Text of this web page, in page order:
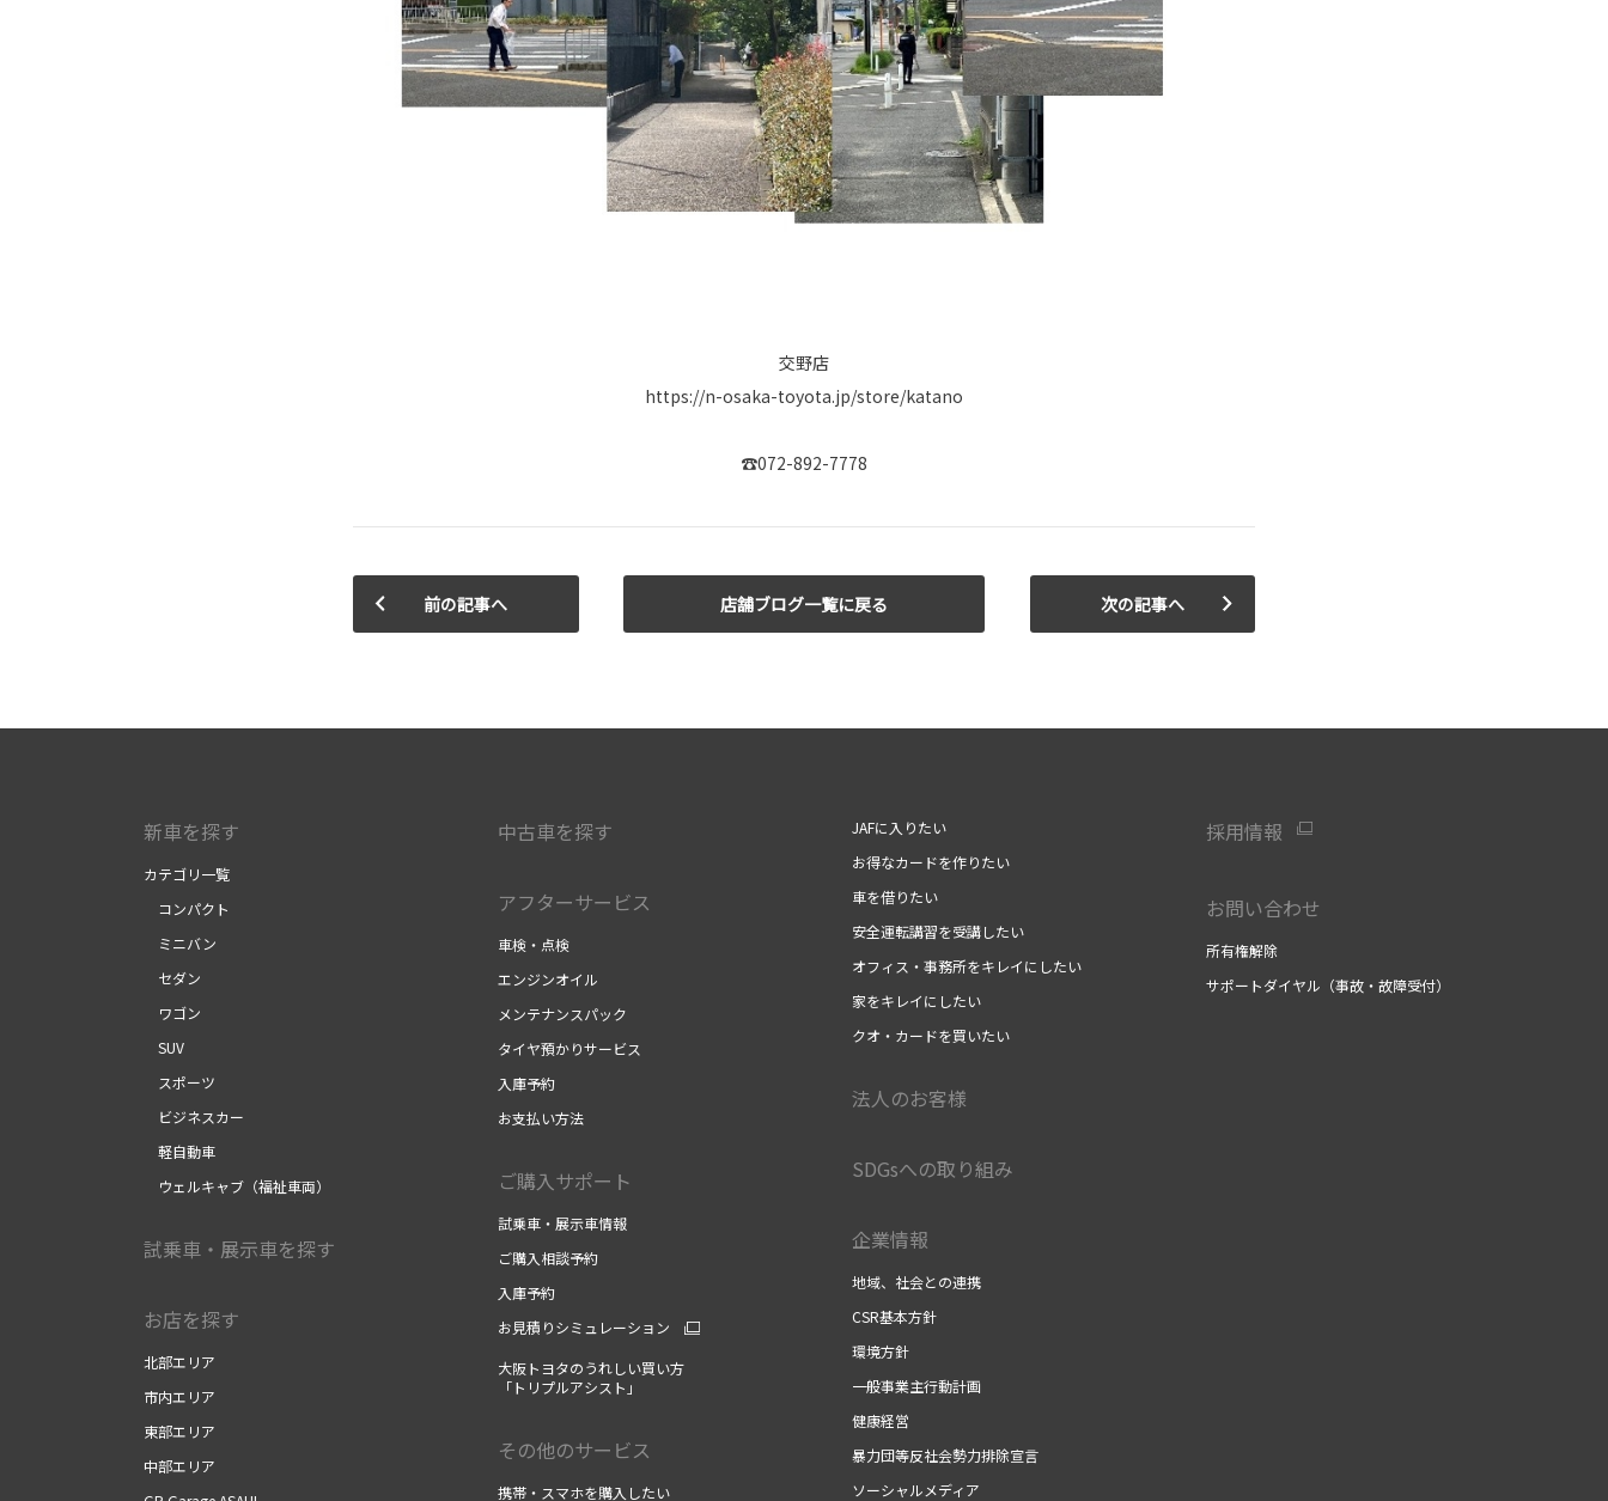
交野店
https://n-osaka-toyota.jp/store/katano
☎072-892-7778
前の記事へ 店舗ブログ一覧に戻る 次の記事へ
新車を探す
カテゴリ一覧
コンパクト
ミニバン
セダン
ワゴン
SUV
スポーツ
ビジネスカー
軽自動車
ウェルキャブ（福祉車両）
試乗車・展示車を探す
お店を探す
北部エリア
市内エリア
東部エリア
中部エリア
中古車を探す
アフターサービス
車検・点検
エンジンオイル
メンテナンスパック
タイヤ預かりサービス
入庫予約
お支払い方法
ご購入サポート
試乗車・展示車情報
ご購入相談予約
入庫予約
お見積りシミュレーション
大阪トヨタのうれしい買い方
「トリプルアシスト」
その他のサービス
携帯・スマホを購入したい
JAFに入りたい
お得なカードを作りたい
車を借りたい
安全運転講習を受講したい
オフィス・事務所をキレイにしたい
家をキレイにしたい
クオ・カードを買いたい
法人のお客様
SDGsへの取り組み
企業情報
地域、社会との連携
CSR基本方針
環境方針
一般事業主行動計画
健康経営
暴力団等反社会勢力排除宣言
ソーシャルメディア
採用情報
お問い合わせ
所有権解除
サポートダイヤル（事故・故障受付）